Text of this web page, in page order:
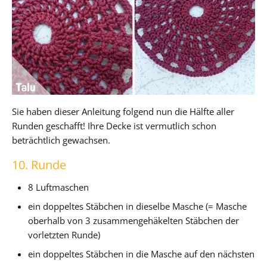
Sie haben dieser Anleitung folgend nun die Hälfte aller
Runden geschafft! Ihre Decke ist vermutlich schon
beträchtlich gewachsen.
10. Runde
8 Luftmaschen
ein doppeltes Stäbchen in dieselbe Masche (= Masche
oberhalb von 3 zusammengehäkelten Stäbchen der
vorletzten Runde)
ein doppeltes Stäbchen in die Masche auf den nächsten